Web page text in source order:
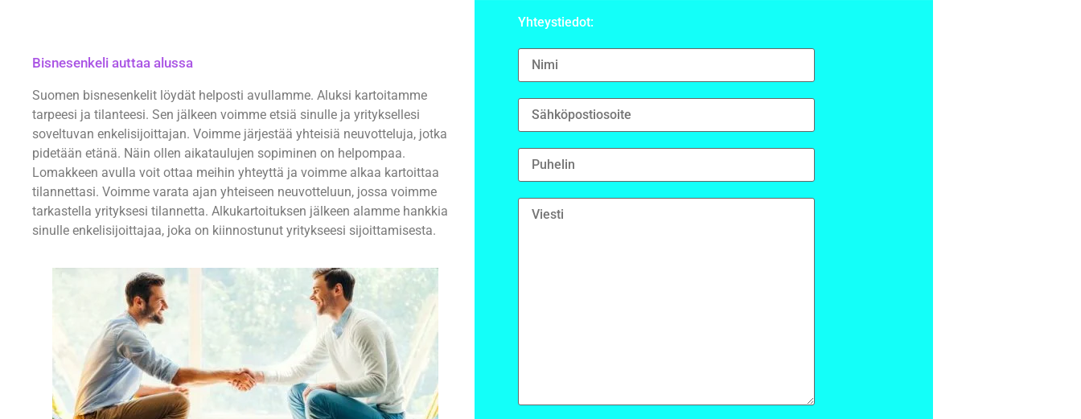
Bisnesenkeli auttaa alussa
Suomen bisnesenkelit löydät helposti avullamme. Aluksi kartoitamme
tarpeesi ja tilanteesi. Sen jälkeen voimme etsiä sinulle ja yrityksellesi
soveltuvan enkelisijoittajan. Voimme järjestää yhteisiä neuvotteluja, jotka
pidetään etänä. Näin ollen aikataulujen sopiminen on helpompaa.
Lomakkeen avulla voit ottaa meihin yhteyttä ja voimme alkaa kartoittaa
tilannettasi. Voimme varata ajan yhteiseen neuvotteluun, jossa voimme
tarkastella yrityksesi tilannetta. Alkukartoituksen jälkeen alamme hankkia
sinulle enkelisijoittajaa, joka on kiinnostunut yritykseesi sijoittamisesta.
Yhteystiedot: